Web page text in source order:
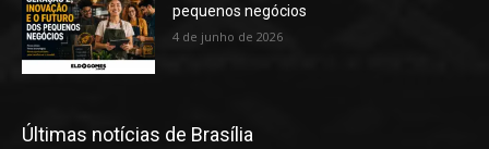
pequenos negócios
4 de junho de 2026
Últimas notícias de Brasília